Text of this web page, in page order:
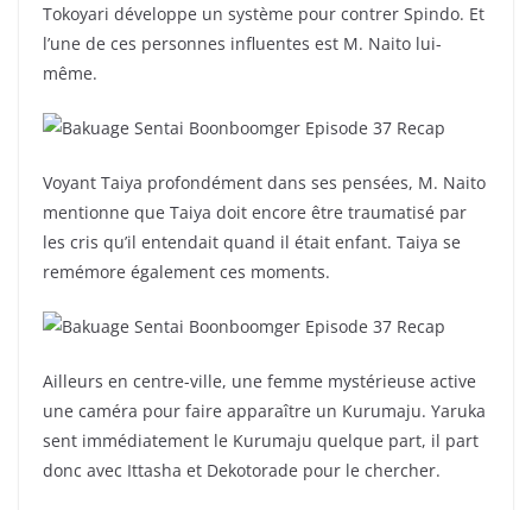
Tokoyari développe un système pour contrer Spindo. Et
l’une de ces personnes influentes est M. Naito lui-
même.
Voyant Taiya profondément dans ses pensées, M. Naito
mentionne que Taiya doit encore être traumatisé par
les cris qu’il entendait quand il était enfant. Taiya se
remémore également ces moments.
Ailleurs en centre-ville, une femme mystérieuse active
une caméra pour faire apparaître un Kurumaju. Yaruka
sent immédiatement le Kurumaju quelque part, il part
donc avec Ittasha et Dekotorade pour le chercher.